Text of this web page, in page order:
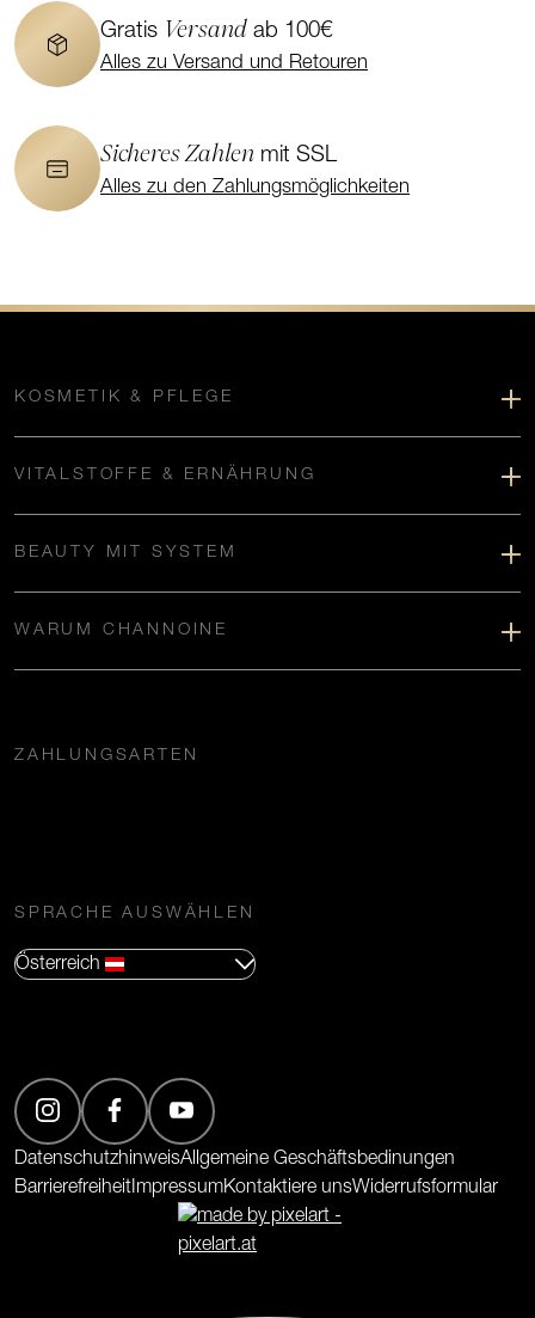
Gratis Versand ab 100€
Alles zu Versand und Retouren
Sicheres Zahlen mit SSL
Alles zu den Zahlungsmöglichkeiten
KOSMETIK & PFLEGE
VITALSTOFFE & ERNÄHRUNG
BEAUTY MIT SYSTEM
WARUM CHANNOINE
ZAHLUNGSARTEN
SPRACHE AUSWÄHLEN
Österreich
DatenschutzhinweisAllgemeine Geschäftsbedinungen
BarrierefreiheitImpressumKontaktiere unsWiderrufsformular
(Öffnet in neuem Tab)
(Öffnet in neuem Tab)
(Öffnet in neuem Tab)